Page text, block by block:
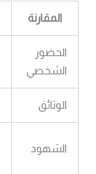
المقارنة
الحضور
الشخصي
الوثائق
الشهود